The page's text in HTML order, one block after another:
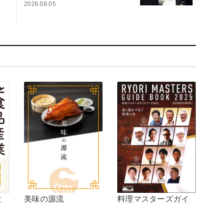
2026.08.05
美味の源流
料理マスターズガイ